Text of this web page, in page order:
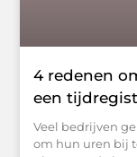
4 redenen
een
Veel bedrijven
om hun uren bij